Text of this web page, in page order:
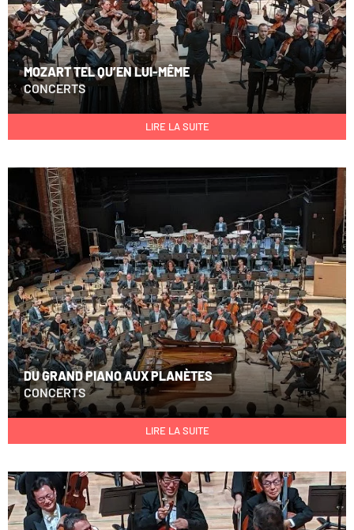
MOZART TEL QU’EN LUI-MÊME
CONCERTS
LIRE LA SUITE
DU GRAND PIANO AUX PLANÈTES
CONCERTS
LIRE LA SUITE